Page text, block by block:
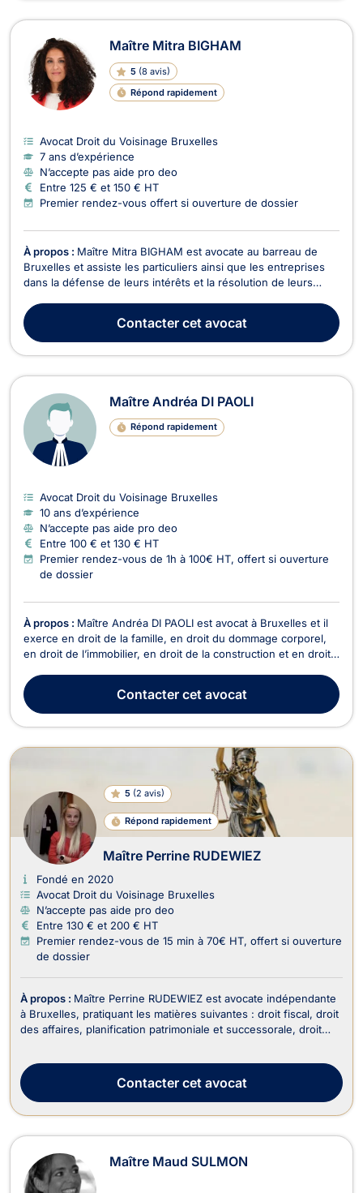
Maître Mitra BIGHAM
5 (8 avis)
Répond rapidement
Avocat Droit du Voisinage Bruxelles
7 ans d’expérience
N’accepte pas aide pro deo
Entre 125 € et 150 € HT
Premier rendez-vous offert si ouverture de dossier
À propos : Maître Mitra BIGHAM est avocate au barreau de
Bruxelles et assiste les particuliers ainsi que les entreprises
dans la défense de leurs intérêts et la résolution de leurs
les litiges liés aux sinistres et aux accidents médicaux. Elle
accompagne ses clients dans leur...
Contactercet avocat
Maître Andréa DI PAOLI
Répond rapidement
Avocat Droit du Voisinage Bruxelles
10 ans d’expérience
N’accepte pas aide pro deo
Entre 100 € et 130 € HT
Premier rendez-vous de 1h à 100€ HT, offert si ouverture
de dossier
À propos : Maître Andréa DI PAOLI est avocat à Bruxelles et il
exerce en droit de la famille, en droit du dommage corporel,
en droit de l’immobilier, en droit de la construction et en droit
prend en charge les affaires de mariage, de cohabitation
légale, de divorce et de sép...
Contactercet avocat
5 (2 avis)
Répond rapidement
Maître Perrine RUDEWIEZ
Fondé en 2020
Avocat Droit du Voisinage Bruxelles
N’accepte pas aide pro deo
Entre 130 € et 200 € HT
Premier rendez-vous de 15 min à 70€ HT, offert si ouverture
de dossier
À propos : Maître Perrine RUDEWIEZ est avocate indépendante
à Bruxelles, pratiquant les matières suivantes : droit fiscal, droit
des affaires, planification patrimoniale et successorale, droit
service de ses clients pou...
Contactercet avocat
Maître Maud SULMON